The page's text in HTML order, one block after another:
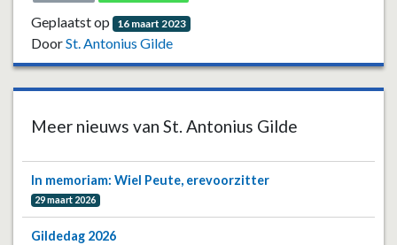
Geplaatst op 16 maart 2023
DoorSt. Antonius Gilde
Meer nieuws van St. Antonius Gilde
In memoriam: Wiel Peute, erevoorzitter
29 maart 2026
Gildedag 2026